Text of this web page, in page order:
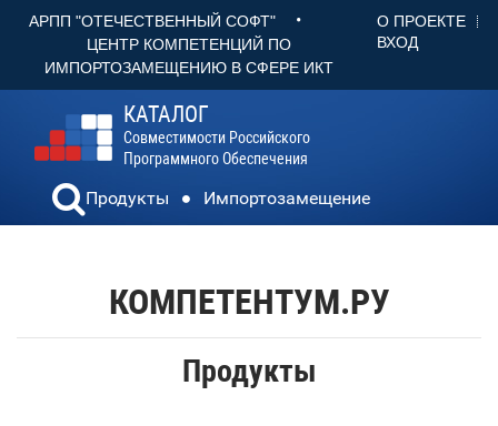
АРПП "ОТЕЧЕСТВЕННЫЙ СОФТ" •
ЦЕНТР КОМПЕТЕНЦИЙ ПО
ИМПОРТОЗАМЕЩЕНИЮ В СФЕРЕ ИКТ
О ПРОЕКТЕ
ВХОД
КАТАЛОГ
Совместимости Российского
Программного Обеспечения
Продукты Импортозамещение
КОМПЕТЕНТУМ.РУ
Продукты